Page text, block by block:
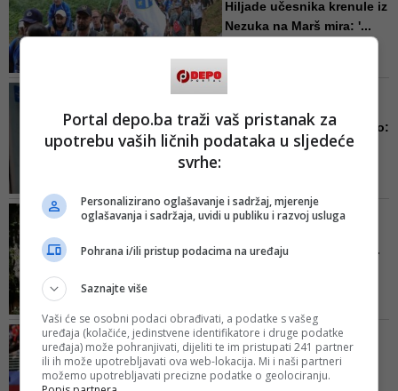
Hiljade učesnika krenule iz
Nezuka na Marš mira: '...
spasa"
Veliki iskorak za zdravstvo:
KCUS dobio novi Centr...
današnjeg događaja za bh.
građane. Svi smo mi, kako je
Hercegovine ali smo i potencijalni
FOTO/ LJETO KRATKO TRAJE
Brojni građani Sarajeva ...
uživanje
FOTO/ KRAJ U ŠESTAESTINI
FINALA
Zmajevi ipak nisu mogli
Portal depo.ba traži vaš pristanak za
upotrebu vaših ličnih podataka u sljedeće
svrhe:
Personalizirano oglašavanje i sadržaj, mjerenje
oglašavanja i sadržaja, uvidi u publiku i razvoj usluga
Pohrana i/ili pristup podacima na uređaju
Saznajte više
Vaši će se osobni podaci obrađivati, a podatke s vašeg
uređaja (kolačiće, jedinstvene identifikatore i druge podatke
uređaja) može pohranjivati, dijeliti te im pristupati 241 partner
ili ih može upotrebljavati ova web-lokacija. Mi i naši partneri
možemo upotrebljavati precizne podatke o geolociranju.